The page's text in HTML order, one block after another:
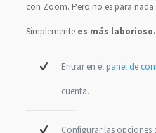
con Zoom. Pero no es para nada
Simplemente es más laborioso.
Entrar en elpanel de
cuenta.
Configurar las opciones